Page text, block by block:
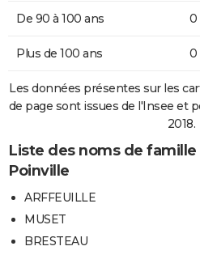
De 90 à 100 ans 0
Plus de 100 ans 0
Les données présentes sur les
de page sont issues de l'Insee et
2018.
Liste des noms de
Poinville
ARFFEUILLE
MUSET
BRESTEAU